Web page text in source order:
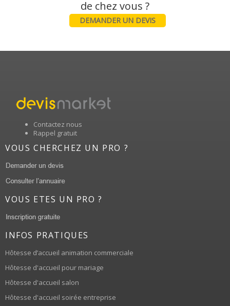
DEMANDER UN DEVIS
Contactez nous
Rappel gratuit
VOUS CHERCHEZ UN PRO ?
VOUS ETES UN PRO ?
INFOS PRATIQUES
Hôtesse d’accueil animation commerciale
Hôtesse d'accueil pour mariage
Hôtesse d'accueil salon
Hôtesse d'accueil soirée entreprise